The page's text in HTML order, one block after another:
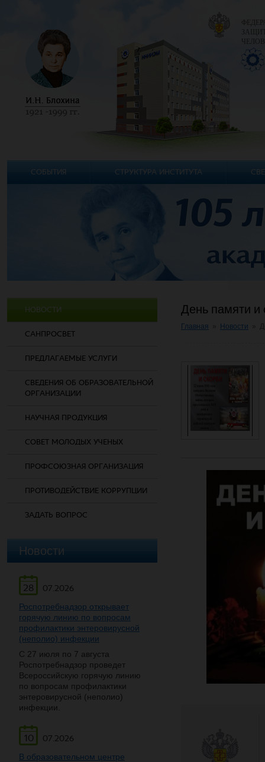
НОВОСТИ
САНПРОСВЕТ
ПРЕДЛАГАЕМЫЕ УСЛУГИ
СВЕДЕНИЯ ОБ ОБРАЗОВАТЕЛЬНОЙ
ОРГАНИЗАЦИИ
НАУЧНАЯ ПРОДУКЦИЯ
СОВЕТ МОЛОДЫХ УЧЕНЫХ
ПРОФСОЮЗНАЯ ОРГАНИЗАЦИЯ
ПРОТИВОДЕЙСТВИЕ КОРРУПЦИИ
ЗАДАТЬ ВОПРОС
Новости
28
07.2026
Роспотребнадзор открывает
горячую линию по вопросам
профилактики энтеровирусной
(неполио) инфекции
С 27 июля по 7 августа
Роспотребнадзор проведет
Всероссийскую горячую линию
по вопросам профилактики
энтеровирусной (неполио)
инфекции.
10
07.2026
В образовательном центре
День памяти и
Главная Новости
СОБЫТИЯ СТРУКТУРА ИНСТИТУТА